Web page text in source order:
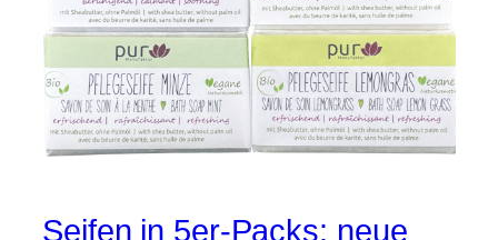
Seifen in 5er-Packs: neue